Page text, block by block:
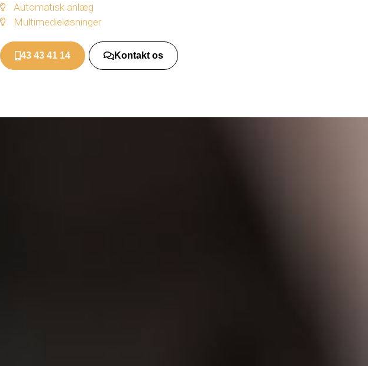
Automatisk anlæg
Multimedieløsninger
43 43 41 14 Kontakt os